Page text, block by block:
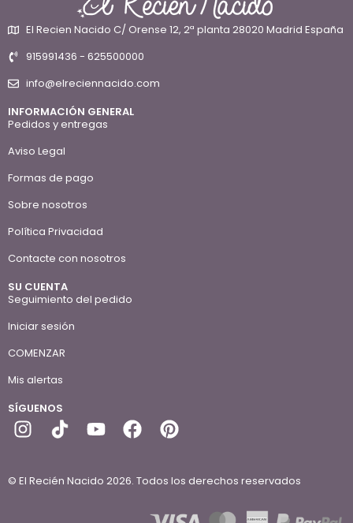
El Recien Nacido C/ Orense 12, 2ª planta 28020 Madrid España
915991436 - 625500000
info@elreciennacido.com
INFORMACIÓN GENERAL
Pedidos y entregas
Aviso Legal
Formas de pago
Sobre nosotros
Política Privacidad
Contacte con nosotros
SU CUENTA
Seguimiento del pedido
Iniciar sesión
COMENZAR
Mis alertas
SÍGUENOS
© El Recién Nacido 2026. Todos los derechos reservados